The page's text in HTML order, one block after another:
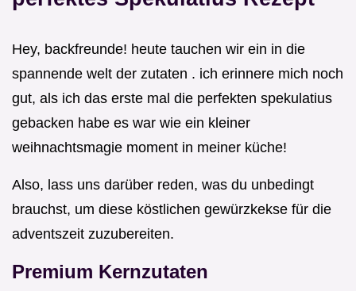
Hey, backfreunde! heute tauchen wir ein in die
spannende welt der zutaten . ich erinnere mich noch
gut, als ich das erste mal die perfekten spekulatius
gebacken habe es war wie ein kleiner
weihnachtsmagie moment in meiner küche!
Also, lass uns darüber reden, was du unbedingt
brauchst, um diese köstlichen gewürzkekse für die
adventszeit zuzubereiten.
Premium Kernzutaten